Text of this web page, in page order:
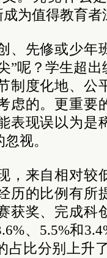
为值得教育
、先修或少年
”呢？学生超
制度化地、公
虑的。更重要
表现误以为是
视。
，来自相对较
历的比例有所
获奖、完成科
、5.5%和
比分别上升